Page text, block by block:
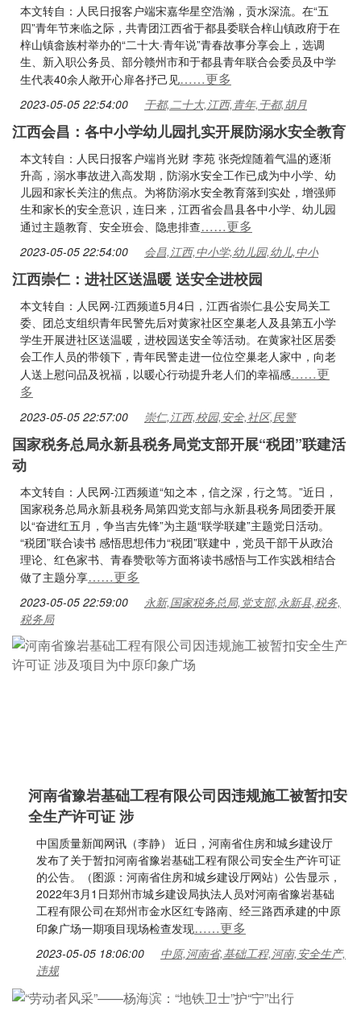
本文转自：人民日报客户端宋嘉华星空浩瀚，贡水深流。在“五
四”青年节来临之际，共青团江西省于都县委联合梓山镇政府于在
梓山镇畲族村举办的“二十大·青年说”青春故事分享会上，选调
生、新入职公务员、部分赣州市和于都县青年联合会委员及中学
生代表40余人敞开心扉各抒己见……更多
2023-05-05 22:54:00 于都,二十大,江西,青年,于都,胡月
江西会昌：各中小学幼儿园扎实开展防溺水安全教育
本文转自：人民日报客户端肖光财 李苑 张尧煌随着气温的逐渐
升高，溺水事故进入高发期，防溺水安全工作已成为中小学、幼
儿园和家长关注的焦点。为将防溺水安全教育落到实处，增强师
生和家长的安全意识，连日来，江西省会昌县各中小学、幼儿园
通过主题教育、安全班会、隐患排查……更多
2023-05-05 22:54:00 会昌,江西,中小学,幼儿园,幼儿,中小
江西崇仁：进社区送温暖 送安全进校园
本文转自：人民网-江西频道5月4日，江西省崇仁县公安局关工
委、团总支组织青年民警先后对黄家社区空巢老人及县第五小学
学生开展进社区送温暖，进校园送安全等活动。在黄家社区居委
会工作人员的带领下，青年民警走进一位位空巢老人家中，向老
人送上慰问品及祝福，以暖心行动提升老人们的幸福感……更
多
2023-05-05 22:57:00 崇仁,江西,校园,安全,社区,民警
国家税务总局永新县税务局党支部开展“税团”联建活
动
本文转自：人民网-江西频道“知之本，信之深，行之笃。”近日，
国家税务总局永新县税务局第四党支部与永新县税务局团委开展
以“奋进红五月，争当吉先锋”为主题“联学联建”主题党日活动。
“税团”联合读书 感悟思想伟力“税团”联建中，党员干部干从政治
理论、红色家书、青春赞歌等方面将读书感悟与工作实践相结合
做了主题分享……更多
2023-05-05 22:59:00
永新,国家税务总局,党支部,永新县,税务,
税务局
河南省豫岩基础工程有限公司因违规施工被暂扣安
全生产许可证 涉
中国质量新闻网讯（李静） 近日，河南省住房和城乡建设厅
发布了关于暂扣河南省豫岩基础工程有限公司安全生产许可证
的公告。（图源：河南省住房和城乡建设厅网站）公告显示，
2022年3月1日郑州市城乡建设局执法人员对河南省豫岩基础
工程有限公司在郑州市金水区红专路南、经三路西承建的中原
印象广场一期项目现场检查发现……更多
2023-05-05 18:06:00
中原,河南省,基础工程,河南,安全生产,
违规